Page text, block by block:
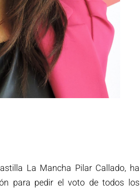
La Mancha Pilar Callado, ha
para pedir el voto de todos los